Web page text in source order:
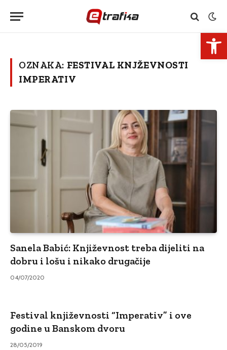
OZNAKA: FESTIVAL KNJŽEVNOSTI
IMPERATIV
Sanela Babić: Književnost treba dijeliti na
dobru i lošu i nikako drugačije
04/07/2020
Festival književnosti “Imperativ” i ove
godine u Banskom dvoru
28/05/2019